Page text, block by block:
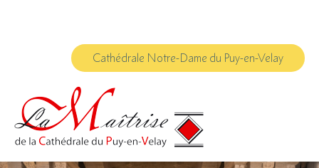
Cathédrale Notre-Dame du Puy-en-Velay